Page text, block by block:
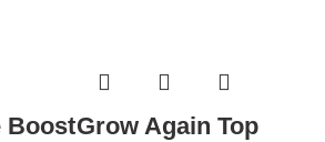
BoostGrow Again Top